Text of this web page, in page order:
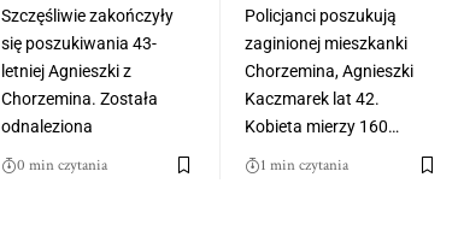
Szczęśliwie zakończyły
się poszukiwania 43-
letniej Agnieszki z
Chorzemina. Została
odnaleziona
0 min czytania
Policjanci poszukują
zaginionej mieszkanki
Chorzemina, Agnieszki
Kaczmarek lat 42.
Kobieta mierzy 160…
1 min czytania